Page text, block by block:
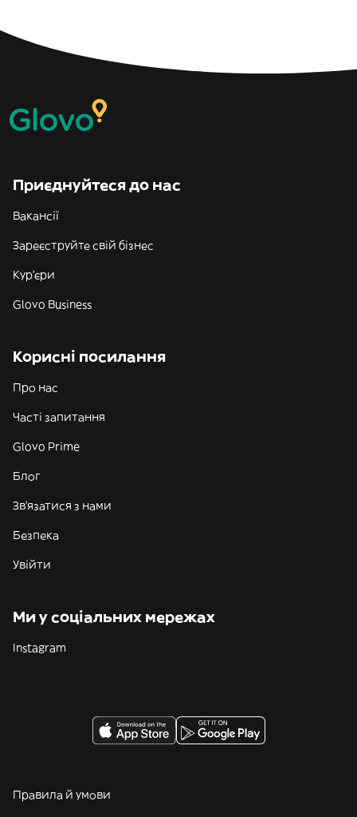
Приєднуйтеся до нас
Вакансії
Зареєструйте свій бізнес
Кур'єри
Glovo Business
Корисні посилання
Про нас
Часті запитання
Glovo Prime
Блог
Зв'язатися з нами
Безпека
Увійти
Ми у соціальних мережах
Instagram
Правила й умови